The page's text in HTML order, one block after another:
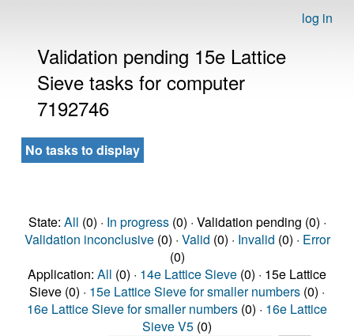
log in
Validation pending 15e Lattice
Sieve tasks for computer
7192746
No tasks to display
State: All (0) · In progress(0) · Validation pending (0) ·
Validation inconclusive(0) · Valid (0) · Invalid (0) · Error
(0)
Application: All (0) · 14e Lattice Sieve (0) · 15e Lattice
Sieve (0) · 15e Lattice Sieve for smaller numbers (0) ·
16e Lattice Sieve for smaller numbers (0) · 16e Lattice
Sieve V5 (0)